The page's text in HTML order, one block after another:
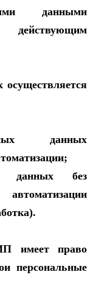
данными
данных
данных без
имеет право
персональные